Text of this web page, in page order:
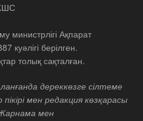
министрлігі Ақпарат
куәлігі берілген.
толық сақталған.
дереккөзге сілтеме
мен редакция көзқарасы
Жарнама мен